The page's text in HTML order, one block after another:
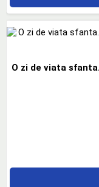
O zi de viata